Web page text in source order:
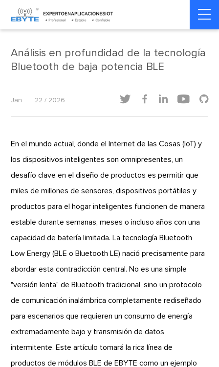
Home > Dinámica de la industria Dinámica de la industria
Análisis en profundidad de la tecnología
Bluetooth de baja potencia BLE
Jan 22 / 2026     
En el mundo actual, donde el Internet de las Cosas (IoT) y
los dispositivos inteligentes son omnipresentes, un
desafío clave en el diseño de productos es permitir que
miles de millones de sensores, dispositivos portátiles y
productos para el hogar inteligentes funcionen de manera
estable durante semanas, meses o incluso años con una
capacidad de batería limitada. La tecnología Bluetooth
Low Energy (BLE o Bluetooth LE) nació precisamente para
abordar esta contradicción central. No es una simple
"versión lenta" de Bluetooth tradicional, sino un protocolo
de comunicación inalámbrica completamente rediseñado
para escenarios que requieren un consumo de energía
extremadamente bajo y transmisión de datos
intermitente. Este artículo tomará la rica línea de
productos de módulos BLE de EBYTE como un ejemplo